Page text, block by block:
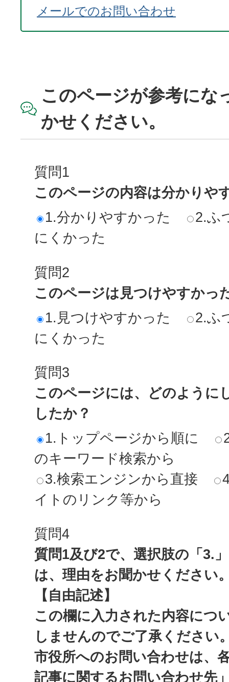
メールでのお問い合わせ
このページが参考にな
かせください。
質問1
このページの内容は分かりや
1.分かりやすかった
2.ふ
にくかった
質問2
このページは見つけやすかっ
1.見つけやすかった
2.ふ
にくかった
質問3
このページには、どのように
したか？
1.トップページから順に
のキーワード検索から
3.検索エンジンから直接
イトのリンク等から
質問4
質問1及び2で、選択肢の「3.
は、理由をお聞かせください
【自由記述】
この欄に入力された内容につ
しませんのでご了承ください
市役所へのお問い合わせは、
記事に関するお問い合わせ先